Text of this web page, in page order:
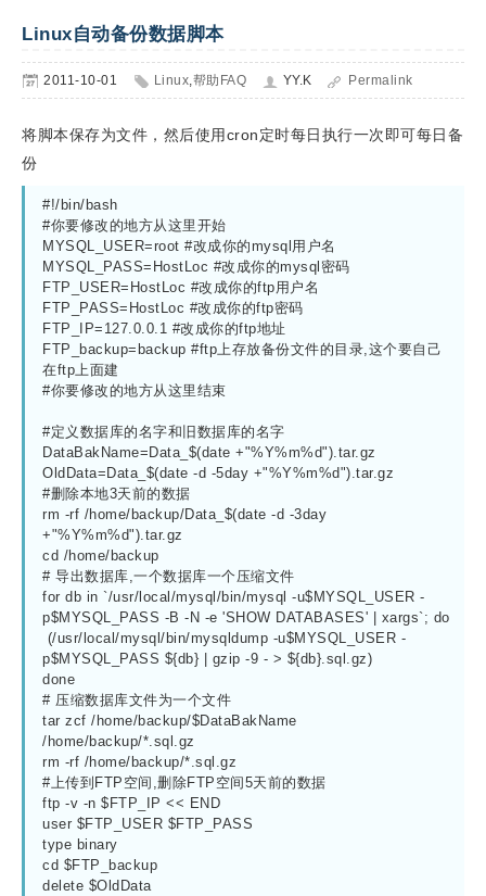
Linux自动备份数据脚本
2011-10-01 Linux,帮助FAQ YY.K Permalink
将脚本保存为文件，然后使用cron定时每日执行一次即可每日备
份
#!/bin/bash
#你要修改的地方从这里开始
MYSQL_USER=root #改成你的mysql用户名
MYSQL_PASS=HostLoc #改成你的mysql密码
FTP_USER=HostLoc #改成你的ftp用户名
FTP_PASS=HostLoc #改成你的ftp密码
FTP_IP=127.0.0.1 #改成你的ftp地址
FTP_backup=backup #ftp上存放备份文件的目录,这个要自己
在ftp上面建
#你要修改的地方从这里结束
#定义数据库的名字和旧数据库的名字
DataBakName=Data_$(date +"%Y%m%d").tar.gz
OldData=Data_$(date -d -5day +"%Y%m%d").tar.gz
#删除本地3天前的数据
rm -rf /home/backup/Data_$(date -d -3day
+"%Y%m%d").tar.gz
cd /home/backup
# 导出数据库,一个数据库一个压缩文件
for db in `/usr/local/mysql/bin/mysql -u$MYSQL_USER -
p$MYSQL_PASS -B -N -e 'SHOW DATABASES' | xargs`; do
p$MYSQL_PASS ${db} | gzip -9 - > ${db}.sql.gz)
done
# 压缩数据库文件为一个文件
tar zcf /home/backup/$DataBakName
/home/backup/*.sql.gz
rm -rf /home/backup/*.sql.gz
#上传到FTP空间,删除FTP空间5天前的数据
ftp -v -n $FTP_IP << END
user $FTP_USER $FTP_PASS
type binary
cd $FTP_backup
delete $OldData